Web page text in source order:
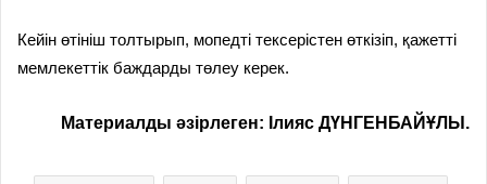
Кейін өтініш толтырып, мопедті тексерістен өткізіп, қажетті
мемлекеттік баждарды төлеу керек.
Материалды әзірлеген: Ілияс ДҮНГЕНБАЙҰЛЫ.